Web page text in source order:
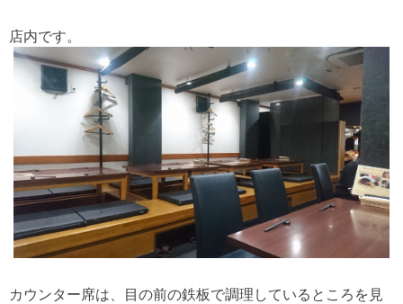
店内です。
カウンター席は、目の前の鉄板で調理しているところを見